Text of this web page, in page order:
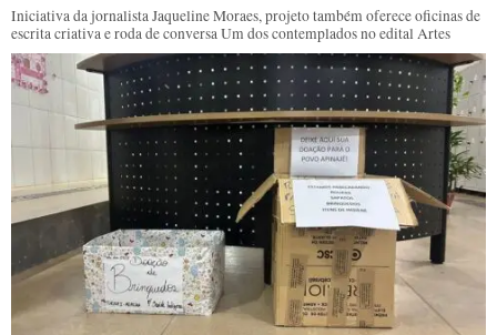
Iniciativa da jornalista Jaqueline Moraes, projeto também oferece oficinas de
escrita criativa e roda de conversa Um dos contemplados no edital Artes